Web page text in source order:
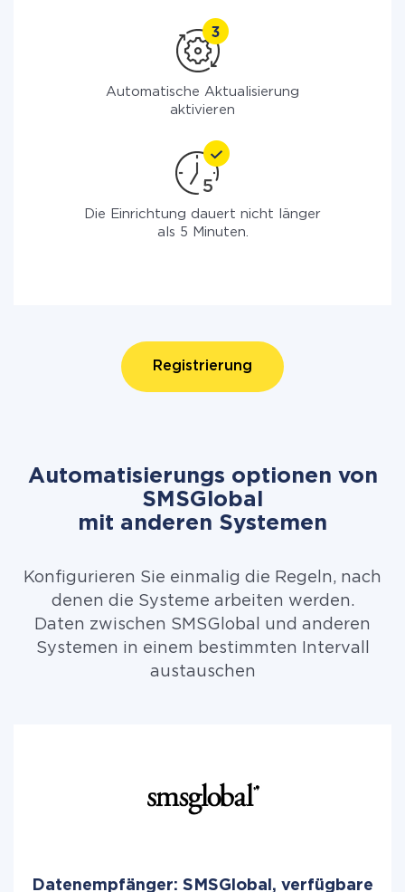
Automatische Aktualisierung
aktivieren
Die Einrichtung dauert nicht länger
als 5 Minuten.
Registrierung
Automatisierungs optionen von
SMSGlobal
mit anderen Systemen
Konfigurieren Sie einmalig die Regeln, nach
denen die Systeme arbeiten werden.
Daten zwischen SMSGlobal und anderen
Systemen in einem bestimmten Intervall
austauschen
Datenempfänger: SMSGlobal, verfügbare